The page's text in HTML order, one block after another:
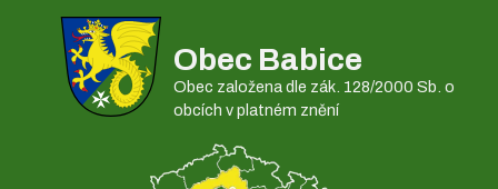
Obec Babice
Obec založena dle zák. 128/2000 Sb. o
obcích v platném znění